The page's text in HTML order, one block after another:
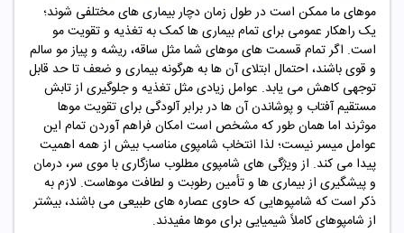
موهای ما ممکن است در طول زمان دچار بیماری های مختلفی شوند؛
یک راهکار عمومی برای تمام بیماری ها کمک به تغذیه و تقویت مو
است. اگر تمام قسمت های موهای شما مثل ساقه، ریشه و پیاز مو سالم
و قوی باشند، احتمال ابتلای آن ها به هرگونه بیماری و ضعف تا حد قابل
توجهی کاهش می یابد. عوامل زیادی مثل تغذیه و جلوگیری از تابش
مستقیم آفتاب و پوشاندن آن ها در برابر آلودگی برای تقویت موها
موثرند اما همان طور که مشخص است امکان فراهم آوردن تمام این
عوامل میسر نیست؛ لذا انتخاب شامپوی مناسب بیش از همه اهمیت
پیدا می کند. از ویژگی های شامپوی مطلوب سازگاری با موی سر، درمان
و پیشگیری از بیماری ها و تأمین رطوبت و لطافت موهاست. لازم به
ذکر است که شامپوهایی که حاوی عصاره های طبیعی می باشند، بیشتر
از شامپوهای کاملاً شیمیایی برای موها مفیدند.